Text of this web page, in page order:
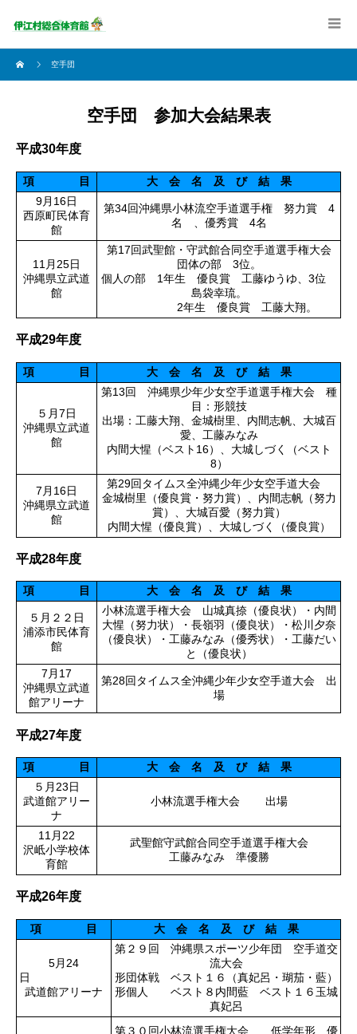
空手団
空手団 参加大会結果表
平成30年度
項 目
大 会 名 及 び 結 果
9月16日
西原町民体育
館
第34回沖縄県小林流空手道選手権 努力賞 4
名 、優秀賞 4名
11月25日
沖縄県立武道
館
第17回武聖館・守武館合同空手道選手権大会
団体の部 3位。
個人の部 1年生 優良賞 工藤ゆうゆ、3位
島袋幸琉。
2年生 優良賞 工藤大翔。
平成29年度
項 目 大 会 名 及 び 結 果
５月7日
沖縄県立武道
館
第13回 沖縄県少年少女空手道選手権大会 種
目：形競技
出場：工藤大翔、金城樹里、内間志帆、大城百
愛、工藤みなみ
内間大惺（ベスト16）、大城しづく（ベスト
8）
7月16日
沖縄県立武道
館
第29回タイムス全沖縄少年少女空手道大会
金城樹里（優良賞・努力賞）、内間志帆（努力
賞）、大城百愛（努力賞）
内間大惺（優良賞）、大城しづく（優良賞）
平成28年度
項 目 大 会 名 及 び 結 果
５月２２日
浦添市民体育
館
小林流選手権大会 山城真捺（優良状）・内間
大惺（努力状）・長嶺羽（優良状）・松川夕奈
（優良状）・工藤みなみ（優秀状）・工藤だい
と（優良状）
7月17
沖縄県立武道
館アリーナ
第28回タイムス全沖縄少年少女空手道大会 出
場
平成27年度
項 目
大 会 名 及 び 結 果
５月23日
武道館アリー
ナ
小林流選手権大会 出場
11月22
沢岻小学校体
育館
武聖館守武館合同空手道選手権大会
工藤みなみ 準優勝
平成26年度
項 目 大 会 名 及 び 結 果
5月24
日
武道館アリーナ
第２９回 沖縄県スポーツ少年団 空手道交
流大会
形団体戦 ベスト１６（真妃呂・瑚茄・藍）
形個人 ベスト８内間藍 ベスト１６玉城
真妃呂
第３０回小林流選手権大会 低学年形 優